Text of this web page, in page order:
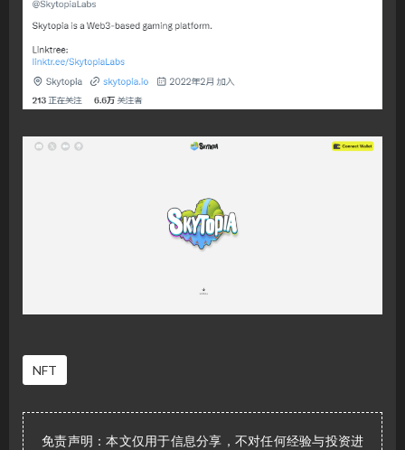
NFT
免责声明：本文仅用于信息分享，不对任何经验与投资进